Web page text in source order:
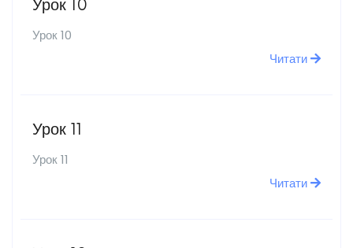
Урок 10
Урок 10
Читати
Урок 11
Урок 11
Читати